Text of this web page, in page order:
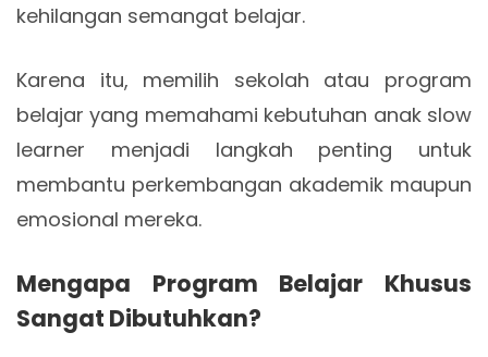
kehilangan semangat belajar.
Karena itu, memilih sekolah atau program
belajar yang memahami kebutuhan anak slow
learner menjadi langkah penting untuk
membantu perkembangan akademik maupun
emosional mereka.
Mengapa Program Belajar Khusus
Sangat Dibutuhkan?